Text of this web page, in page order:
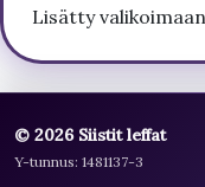
Lisätty
© 2026 Siistit leffat
Y-tunnus: 1481137-3